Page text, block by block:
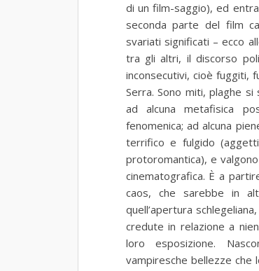
di un film-saggio), ed
seconda parte del film
svariati significati – ecco
tra gli altri, il discorso
inconsecutivi, cioè fuggiti,
Serra. Sono miti, plaghe
ad alcuna metafisica
fenomenica; ad alcuna
terrifico e fulgido
protoromantica), e
cinematografica. È a
caos, che sarebbe in
quell’apertura
credute in relazione a
loro esposizione.
vampiresche bellezze